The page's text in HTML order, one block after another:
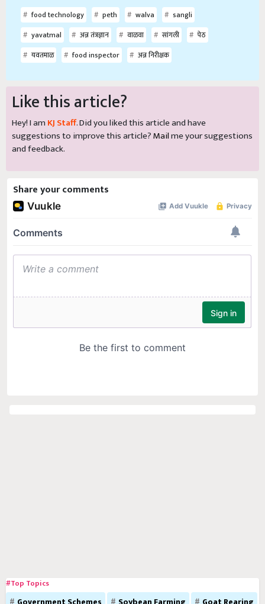
food technology peth walva
sangli
yavatmal
अन्न तंत्रज्ञान वाळवा सांगली
पेठ
यवतमाळ
food inspector अन्न निरीक्षक
Like this article?
Hey! I am KJ Staff. Did you liked this article and have
suggestions to improve this article?Mailme your suggestions
and feedback.
Share your comments
#Top Topics